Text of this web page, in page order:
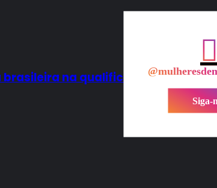
brasileira na qualificatória feminina
Siga-